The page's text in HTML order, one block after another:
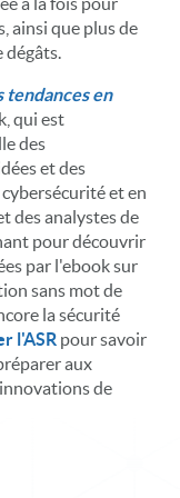
ainsi que plus de
dégâts.
tendances en
qui est
des
et des
et en
des analystes de
pour découvrir
par l'ebook sur
sans mot de
la sécurité
l'ASR pour savoir
aux
de